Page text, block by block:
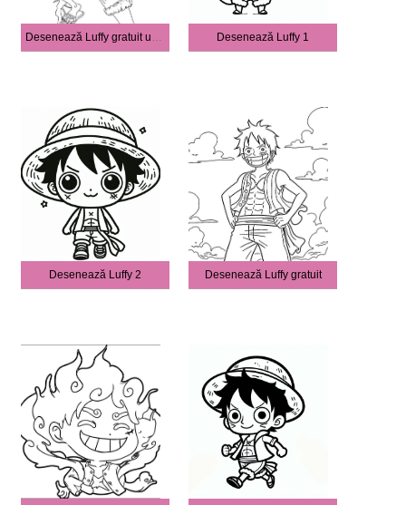
Desenează Luffy gratuit uşor Desenează Luffy 1
Desenează Luffy 2 Desenează Luffy gratuit